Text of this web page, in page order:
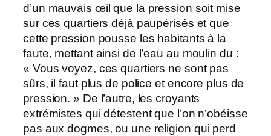
d’un mauvais œil que la pression soit mise
sur ces quartiers déjà paupérisés et que
cette pression pousse les habitants à la
faute, mettant ainsi de l’eau au moulin du :
« Vous voyez, ces quartiers ne sont pas
sûrs, il faut plus de police et encore plus de
pression. » De l’autre, les croyants
extrémistes qui détestent que l’on n’obéisse
pas aux dogmes, ou une religion qui perd